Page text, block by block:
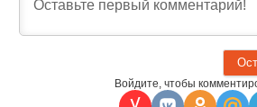
Войдите, чтобы